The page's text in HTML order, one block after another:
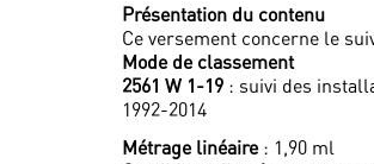
Présentation du contenu
Ce versement concerne le
Mode de classement
2561 W 1-19 : suivi des
1992-2014
Métrage linéaire: 1,90 ml